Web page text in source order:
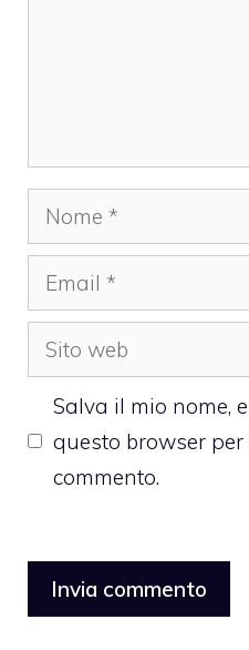
Nome
Email
Sito
web
Salva il mio nome,
questo browser
commento.